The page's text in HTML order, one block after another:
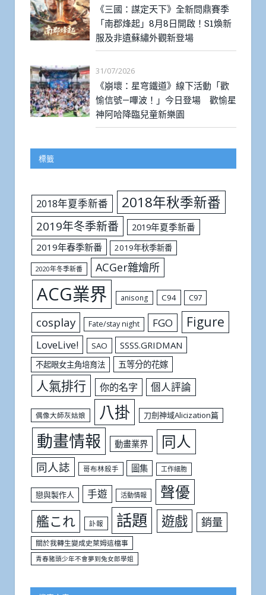
《三國：謀定天下》全新問鼎賽季
「南郡烽起」8月8日開啟！S1煥新
服及非遺蘇繡外觀新登場
31/07/2026
《崩壞：星穹鐵道》線下活動「歡
愉信號—嗶波！」今日登場 歡愉星
神阿哈降臨兒童新樂園
標籤
2018年夏季新番 2018年秋季新番
2019年冬季新番
2019年夏季新番
2019年春季新番
2019年秋季新番
2020年冬季新番 ACGer雜燴所
ACG業界 anisong C94 C97
cosplay Fate/stay night FGO Figure
LoveLive! SAO SSSS.GRIDMAN
不起眼女主角培育法 五等分的花嫁
人氣排行 你的名字 個人評論
偶像大師灰姑娘 八掛 刀劍神域Alicization篇
動畫情報 動畫業界 同人
同人誌 哥布林殺手 圖集 工作細胞
戀與製作人 手遊 活動情報 聲優
艦これ 訃報 話題 遊戲 銷量
關於我轉生變成史萊姆這檔事
青春豬頭少年不會夢到兔女郎學姐